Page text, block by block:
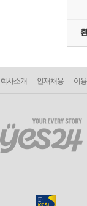
회사소개 인재채용 이